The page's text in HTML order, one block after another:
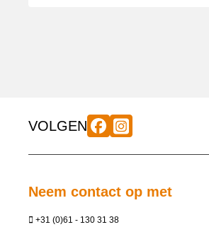
VOLGEN
Neem contact op met
+31 (0)61 - 130 31 38